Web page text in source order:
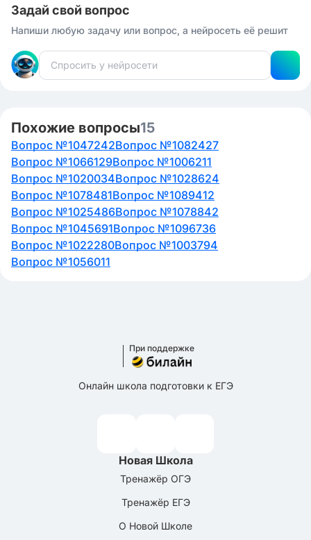
Задай свой вопрос
Напиши любую задачу или вопрос, а нейросеть её решит
Похожие вопросы15
Вопрос №1047242Вопрос №1082427
Вопрос №1066129Вопрос №1006211
Вопрос №1020034Вопрос №1028624
Вопрос №1078481Вопрос №1089412
Вопрос №1025486Вопрос №1078842
Вопрос №1045691Вопрос №1096736
Вопрос №1022280Вопрос №1003794
Вопрос №1056011
При поддержке
Онлайн школа подготовки к ЕГЭ
Новая Школа
Тренажёр ОГЭ
Тренажёр ЕГЭ
О Новой Школе